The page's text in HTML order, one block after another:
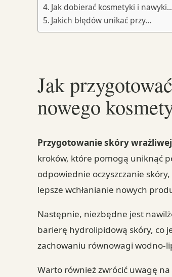
Jak dobierać kosmetyki i nawyki…
Jakich błędów unikać przy…
Jak
nowego
Przygotowanie skóry
kroków, które pomogą uniknąć
odpowiednie oczyszczanie
lepsze wchłanianie nowych
Następnie, niezbędne jest
barierę hydrolipidową skóry, co
zachowaniu równowagi wodno-
Warto również zwrócić uwagę